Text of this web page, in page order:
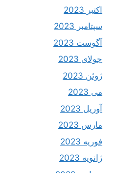
اکتبر 2023
سپتامبر 2023
آگوست 2023
جولای 2023
ژوئن 2023
می 2023
آوریل 2023
مارس 2023
فوریه 2023
ژانویه 2023